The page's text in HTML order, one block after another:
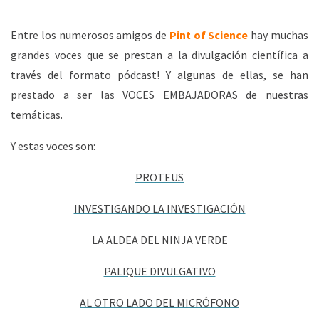
Entre los numerosos amigos de Pint of Science hay muchas
grandes voces que se prestan a la divulgación científica a
través del formato pódcast! Y algunas de ellas, se han
prestado a ser las VOCES EMBAJADORAS de nuestras
temáticas.
Y estas voces son:
PROTEUS
INVESTIGANDO LA INVESTIGACIÓN
LA ALDEA DEL NINJA VERDE
PALIQUE DIVULGATIVO
AL OTRO LADO DEL MICRÓFONO